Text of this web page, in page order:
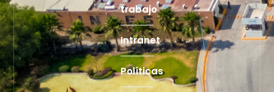
trabajo
Intranet
Políticas